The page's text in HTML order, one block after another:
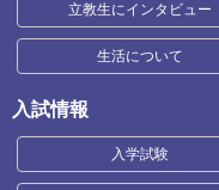
立教生にインタビュー
生活について
入試情報
入学試験